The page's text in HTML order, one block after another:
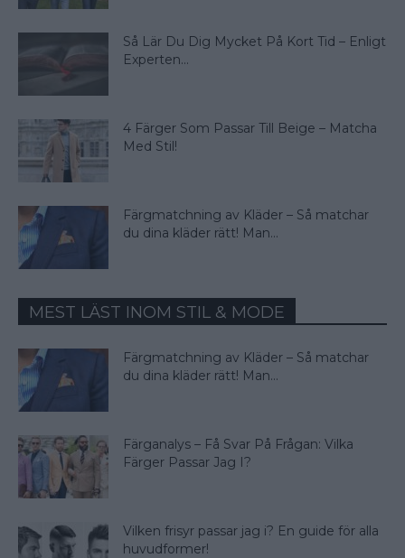
Så Lär Du Dig Mycket På Kort Tid – Enligt
Experten...
4 Färger Som Passar Till Beige – Matcha
Med Stil!
Färgmatchning av Kläder – Så matchar
du dina kläder rätt! Man...
MEST LÄST INOM STIL & MODE
Färgmatchning av Kläder – Så matchar
du dina kläder rätt! Man...
Färganalys – Få Svar På Frågan: Vilka
Färger Passar Jag I?
Vilken frisyr passar jag i? En guide för alla
huvudformer!